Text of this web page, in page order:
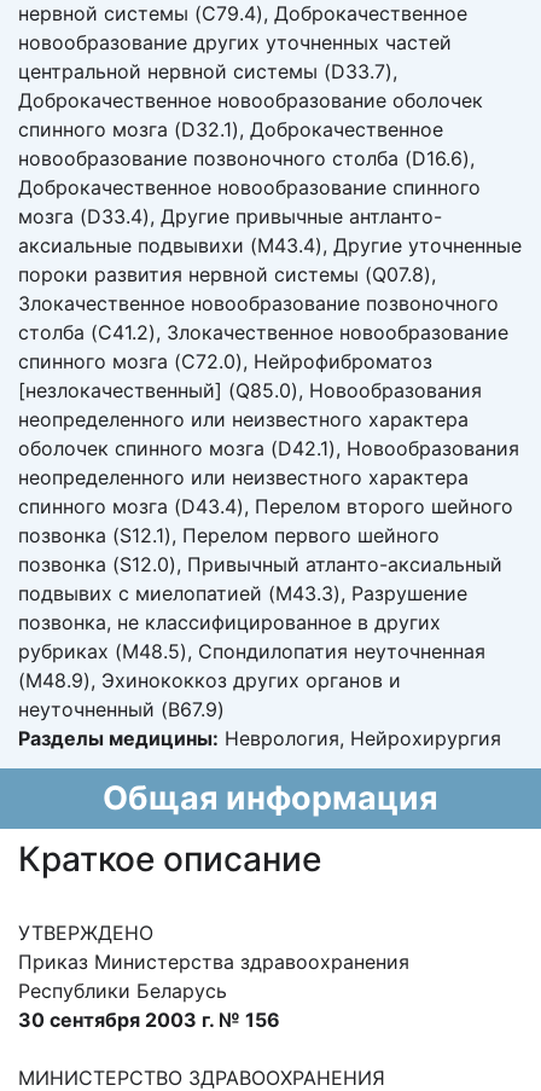
нервной системы (C79.4), Доброкачественное
новообразование других уточненных частей
центральной нервной системы (D33.7),
Доброкачественное новообразование оболочек
спинного мозга (D32.1), Доброкачественное
новообразование позвоночного столба (D16.6),
Доброкачественное новообразование спинного
мозга (D33.4), Другие привычные антланто-
аксиальные подвывихи (M43.4), Другие уточненные
пороки развития нервной системы (Q07.8),
Злокачественное новообразование позвоночного
столба (C41.2), Злокачественное новообразование
спинного мозга (C72.0), Нейрофиброматоз
[незлокачественный] (Q85.0), Новообразования
неопределенного или неизвестного характера
оболочек спинного мозга (D42.1), Новообразования
неопределенного или неизвестного характера
спинного мозга (D43.4), Перелом второго шейного
позвонка (S12.1), Перелом первого шейного
позвонка (S12.0), Привычный атланто-аксиальный
подвывих с миелопатией (M43.3), Разрушение
позвонка, не классифицированное в других
рубриках (M48.5), Спондилопатия неуточненная
(M48.9), Эхинококкоз других органов и
неуточненный (B67.9)
Разделы медицины: Неврология, Нейрохирургия
Общая информация
Краткое описание
УТВЕРЖДЕНО
Приказ Министерства здравоохранения
Республики Беларусь
30 сентября 2003 г. № 156
МИНИСТЕРСТВО ЗДРАВООХРАНЕНИЯ